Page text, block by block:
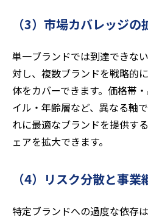
（3）市場カバレッジの
単一ブランドでは到達できな
対し、複数ブランドを戦略的
体をカバーできます。価格帯
イル・年齢層など、異なる軸
れに最適なブランドを提供す
ェアを拡大できます。
（4）リスク分散と事業
特定ブランドへの過度な依存